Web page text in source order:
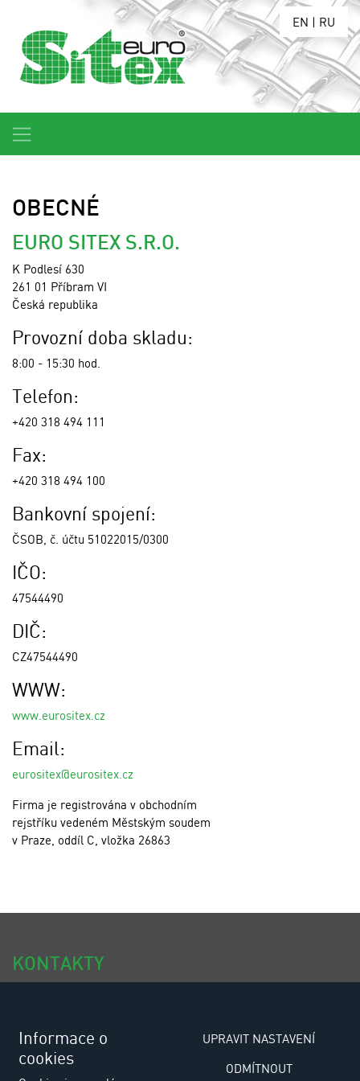
EN | RU
OBECNÉ
EURO SITEX S.R.O.
K Podlesí 630
261 01 Příbram VI
Česká republika
Provozní doba skladu:
8:00 - 15:30 hod.
Telefon:
+420 318 494 111
Fax:
+420 318 494 100
Bankovní spojení:
ČSOB, č. účtu 51022015/0300
IČO:
47544490
DIČ:
CZ47544490
WWW:
www.eurositex.cz
Email:
eurositex@eurositex.cz
Firma je registrována v obchodním
rejstříku vedeném Městským soudem
v Praze, oddíl C, vložka 26863
KONTAKTY
tel.: +420 318 494 100
e-email: eurositex@eurositex.cz
Informace o
cookies
UPRAVIT NASTAVENÍ
ODMÍTNOUT